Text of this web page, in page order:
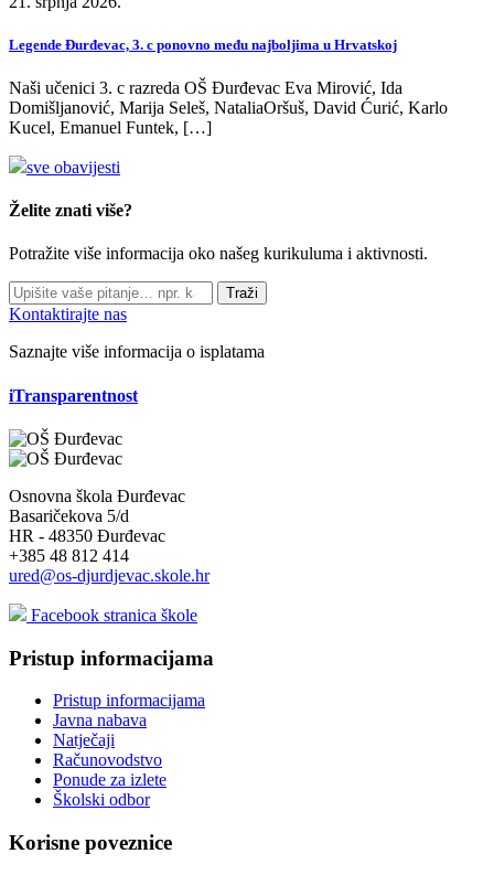
Legende Đurđevac, 3. c ponovno među najboljima u Hrvatskoj
Naši učenici 3. c razreda OŠ Đurđevac Eva Mirović, Ida
Domišljanović, Marija Seleš, NataliaOršuš, David Ćurić, Karlo
Kucel, Emanuel Funtek, […]
sve obavijesti
Želite znati više?
Potražite više informacija oko našeg kurikuluma i aktivnosti.
Traži
Kontaktirajte nas
Saznajte više informacija o isplatama
iTransparentnost
Osnovna škola Đurđevac
Basaričekova 5/d
HR - 48350 Đurđevac
+385 48 812 414
ured@os-djurdjevac.skole.hr
Facebook stranica škole
Pristup informacijama
Pristup informacijama
Javna nabava
Natječaji
Računovodstvo
Ponude za izlete
Školski odbor
Korisne poveznice